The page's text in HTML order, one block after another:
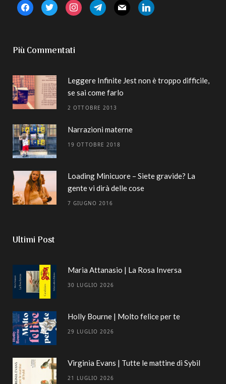
facebooktwitter instagramtelegrammail linkedin
Più Commentati
Leggere Infinite Jest non è troppo difficile,
se sai come farlo
2 OTTOBRE 2013
Narrazioni materne
19 OTTOBRE 2018
Loading Minicuore – Siete gravide? La
gente vi dirà delle cose
7 GIUGNO 2016
Ultimi Post
Maria Attanasio | La Rosa Inversa
30 LUGLIO 2026
Holly Bourne | Molto felice per te
29 LUGLIO 2026
Virginia Evans | Tutte le mattine di Sybil
21 LUGLIO 2026